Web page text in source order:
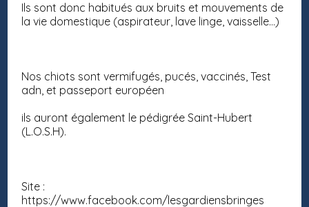
Ils sont donc habitués aux bruits et mouvements de
la vie domestique (aspirateur, lave linge, vaisselle…)
Nos chiots sont vermifugés, pucés, vaccinés, Test
adn, et passeport européen
ils auront également le pédigrée Saint-Hubert
(L.O.S.H).
Site :
https://www.facebook.com/lesgardiensbringes